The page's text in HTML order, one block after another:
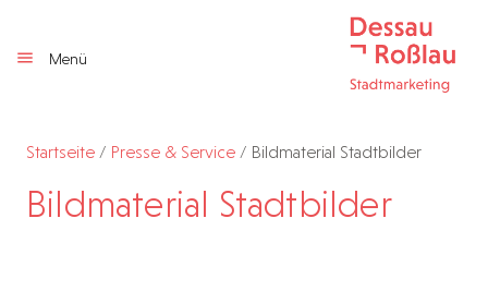
Menü
Startseite / Presse & Service / Bildmaterial Stadtbilder
Bildmaterial Stadtbilder